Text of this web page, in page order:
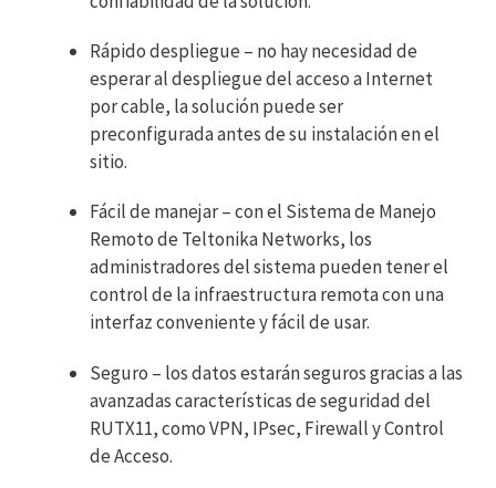
Rápido despliegue – no hay necesidad de
esperar al despliegue del acceso a Internet
por cable, la solución puede ser
preconfigurada antes de su instalación en el
sitio.
Fácil de manejar – con el Sistema de Manejo
Remoto de Teltonika Networks, los
administradores del sistema pueden tener el
control de la infraestructura remota con una
interfaz conveniente y fácil de usar.
Seguro – los datos estarán seguros gracias a las
avanzadas características de seguridad del
RUTX11, como VPN, IPsec, Firewall y Control
de Acceso.